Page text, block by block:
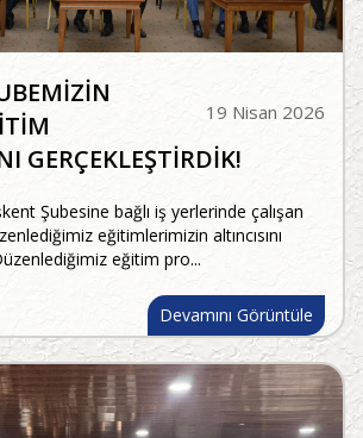
19 Nisan 2026
GERÇEKLEŞTİRDİK!
Şubesine bağlı iş yerlerinde çalışan
eğitimlerimizin altıncısını
eğitim pro...
Devamını Görüntüle